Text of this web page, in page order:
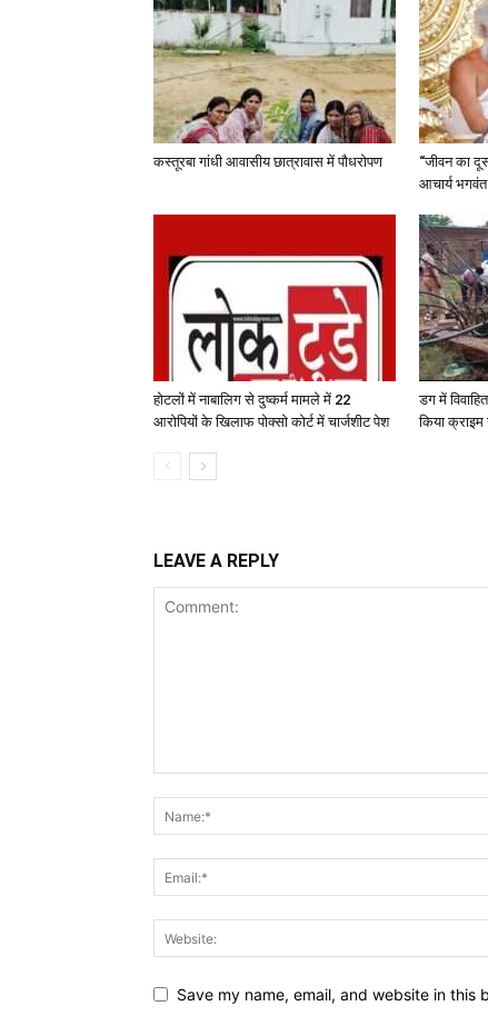
कस्तूरबा गांधी आवासीय छात्रावास में पौधरोपण
“जीवन का
आचार्य
होटलों में नाबालिग से दुष्कर्म मामले में 22
आरोपियों के खिलाफ पोक्सो कोर्ट में चार्जशीट पेश
डग में
किया
LEAVE A REPLY
Save my name, email, and website in this